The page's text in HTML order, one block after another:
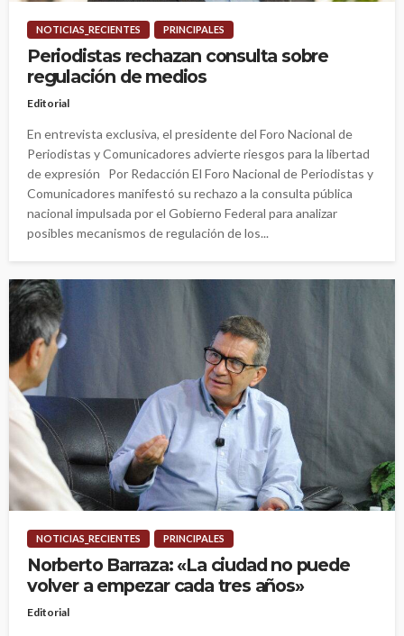
NOTICIAS_RECIENTES PRINCIPALES
Periodistas rechazan consulta sobre
regulación de medios
Editorial
En entrevista exclusiva, el presidente del Foro Nacional de
Periodistas y Comunicadores advierte riesgos para la libertad
de expresión Por Redacción El Foro Nacional de Periodistas y
Comunicadores manifestó su rechazo a la consulta pública
nacional impulsada por el Gobierno Federal para analizar
posibles mecanismos de regulación de los...
NOTICIAS_RECIENTES PRINCIPALES
Norberto Barraza: «La ciudad no puede
volver a empezar cada tres años»
Editorial